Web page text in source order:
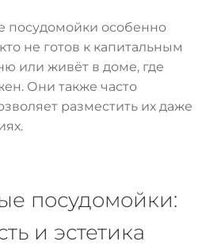
посудомойки особенно
не готов к капитальным
или живёт в доме, где
Они также часто
разместить их даже
посудомойки:
и эстетика